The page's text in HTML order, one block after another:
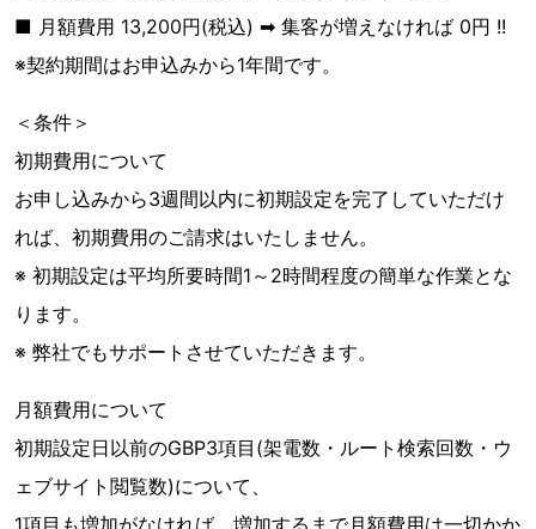
■ 月額費用 13,200円(税込) ➡︎ 集客が増えなければ 0円 !!
※契約期間はお申込みから1年間です。
＜条件＞
初期費用について
お申し込みから3週間以内に初期設定を完了していただけ
れば、初期費用のご請求はいたしません。
※ 初期設定は平均所要時間1～2時間程度の簡単な作業とな
ります。
※ 弊社でもサポートさせていただきます。
月額費用について
初期設定日以前のGBP3項目(架電数・ルート検索回数・ウ
ェブサイト閲覧数)について、